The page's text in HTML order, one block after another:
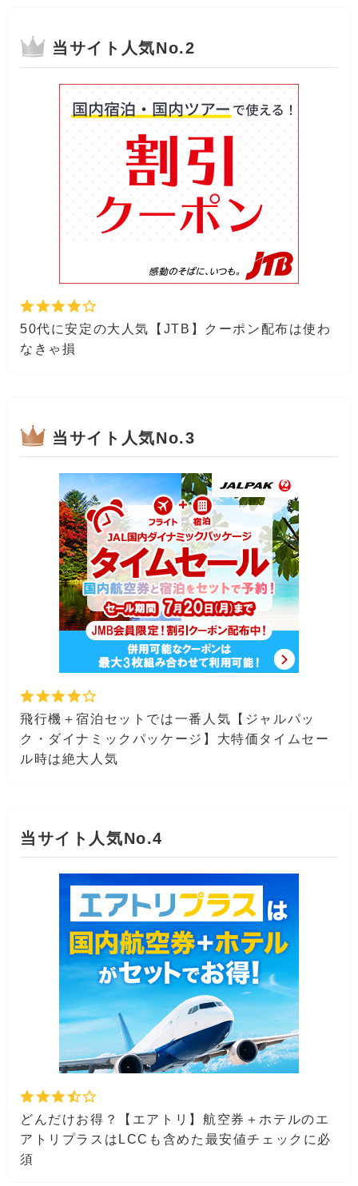
当サイト人気No.2
50代に安定の大人気【JTB】クーポン配布は使わ
なきゃ損
当サイト人気No.3
飛行機＋宿泊セットでは一番人気【ジャルパッ
ク・ダイナミックパッケージ】大特価タイムセー
ル時は絶大人気
当サイト人気No.4
どんだけお得？【エアトリ】航空券＋ホテルのエ
アトリプラスはLCCも含めた最安値チェックに必
須